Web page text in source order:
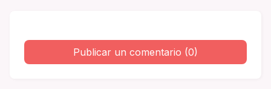
Publicar un comentario (0)